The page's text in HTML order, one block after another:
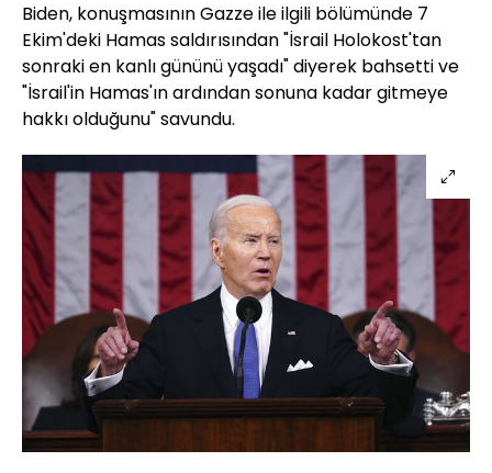
Biden, konuşmasının Gazze ile ilgili bölümünde 7
Ekim'deki Hamas saldırısından "İsrail Holokost'tan
sonraki en kanlı gününü yaşadı" diyerek bahsetti ve
"İsrail'in Hamas'ın ardından sonuna kadar gitmeye
hakkı olduğunu" savundu.